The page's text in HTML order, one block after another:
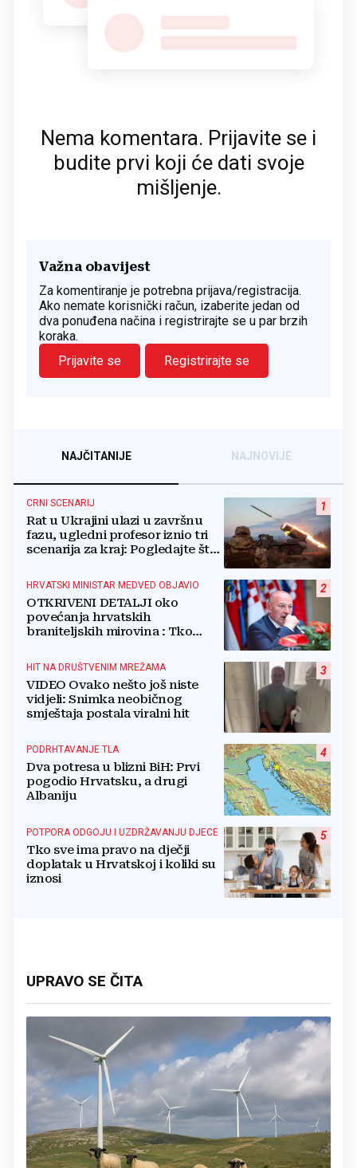
Nema komentara. Prijavite se i
budite prvi koji će dati svoje
mišljenje.
Važna obavijest
Za komentiranje je potrebna prijava/registracija.
Ako nemate korisnički račun, izaberite jedan od
dva ponuđena načina i registrirajte se u par brzih
koraka.
Prijavite se
Registrirajte se
NAJČITANIJE NAJNOVIJE
1
CRNI SCENARIJ
Rat u Ukrajini ulazi u završnu
fazu, ugledni profesor iznio tri
scenarija za kraj: Pogledajte što
2
HRVATSKI MINISTAR MEDVED OBJAVIO
OTKRIVENI DETALJI oko
povećanja hrvatskih
braniteljskih mirovina : Tko
3
HIT NA DRUŠTVENIM MREŽAMA
VIDEO Ovako nešto još niste
vidjeli: Snimka neobičnog
smještaja postala viralni hit
4
PODRHTAVANJE TLA
Dva potresa u blizni BiH: Prvi
pogodio Hrvatsku, a drugi
Albaniju
5
POTPORA ODGOJU I UZDRŽAVANJU DJECE
Tko sve ima pravo na dječji
doplatak u Hrvatskoj i koliki su
iznosi
UPRAVO SE ČITA